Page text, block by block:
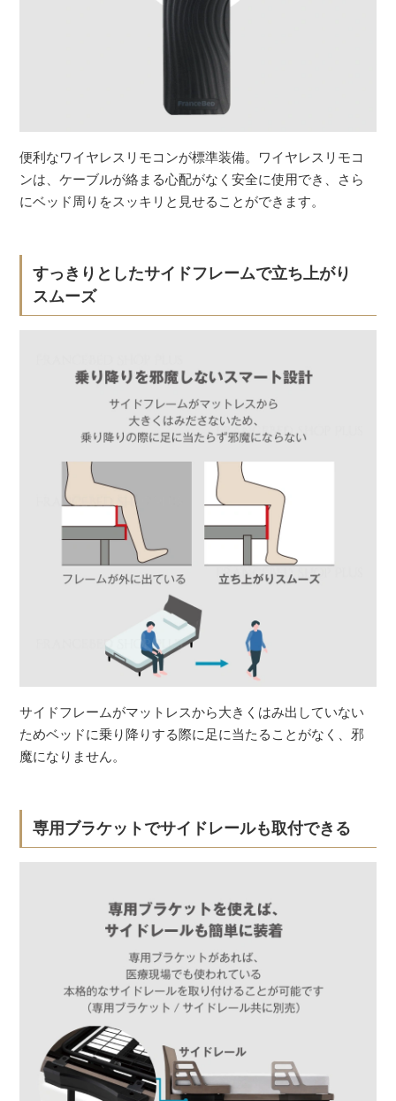
便利なワイヤレスリモコンが標準装備。ワイヤレスリモコ
ンは、ケーブルが絡まる心配がなく安全に使用でき、さら
にベッド周りをスッキリと見せることができます。
すっきりとしたサイドフレームで立ち上がり
スムーズ
サイドフレームがマットレスから大きくはみ出していない
ためベッドに乗り降りする際に足に当たることがなく、邪
魔になりません。
専用ブラケットでサイドレールも取付できる